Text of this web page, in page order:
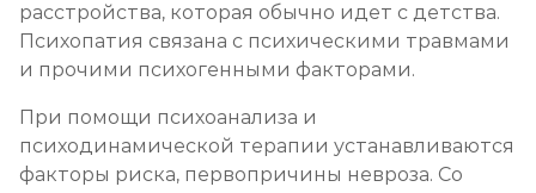
расстройства, которая обычно идет с детства.
Психопатия связана с психическими травмами
и прочими психогенными факторами.
При помощи психоанализа и
психодинамической терапии устанавливаются
факторы риска, первопричины невроза. Со